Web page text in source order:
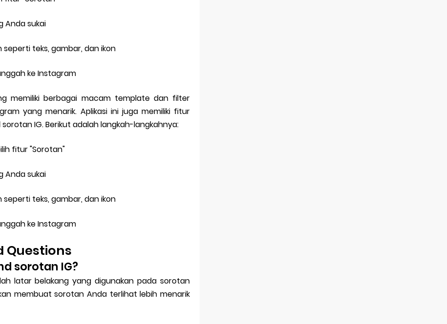
Anda sukai
teks, gambar, dan ikon
ke Instagram
memiliki berbagai macam template dan filter
yang menarik. Aplikasi ini juga memiliki fitur
IG. Berikut adalah langkah-langkahnya:
fitur "Sorotan"
Anda sukai
teks, gambar, dan ikon
ke Instagram
Questions
sorotan IG?
latar belakang yang digunakan pada sorotan
membuat sorotan Anda terlihat lebih menarik